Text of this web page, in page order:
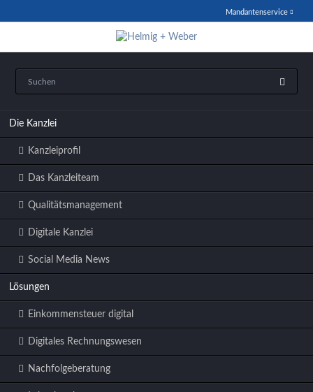
Mandantenservice
Navigation
Die Kanzlei
Kanzleiprofil
Das Kanzleiteam
Qualitätsmanagement
Digitale Kanzlei
Social Media News
Lösungen
Einkommensteuer digital
Digitales Rechnungswesen
Nachfolgeberatung